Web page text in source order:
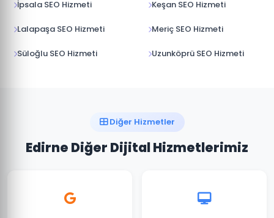
İpsala SEO Hizmeti Keşan SEO Hizmeti
Lalapaşa SEO Hizmeti Meriç SEO Hizmeti
Süloğlu SEO Hizmeti Uzunköprü SEO Hizmeti
Diğer Hizmetler
Edirne Diğer Dijital Hizmetlerimiz